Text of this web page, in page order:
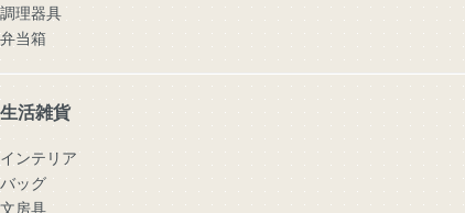
調理器具
弁当箱
生活雑貨
インテリア
バッグ
文房具